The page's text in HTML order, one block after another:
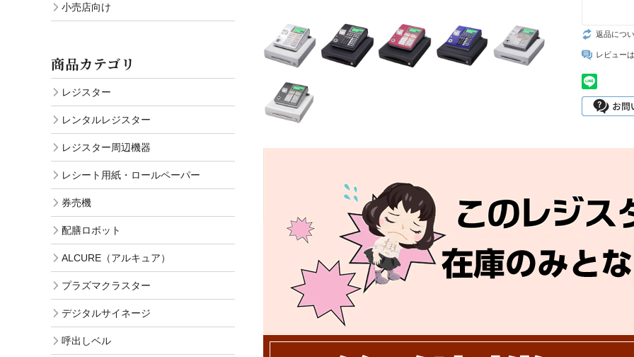
返品につ
レビュー
小売店向け
商品カテゴリ
レジスター
レンタルレジスター
レジスター周辺機器
レシート用紙・ロールペーパー
券売機
配膳ロボット
ALCURE（アルキュア）
プラズマクラスター
デジタルサイネージ
呼出しベル